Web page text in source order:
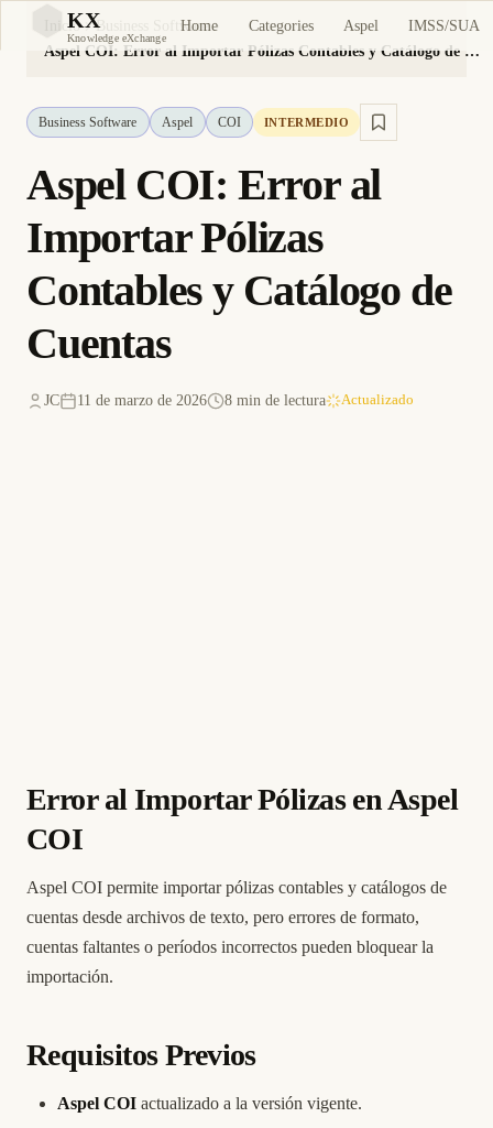
KX
Knowledge eXchange
Home Categories Aspel IMSS/SUA
Inicio
Business Software
Aspel COI: Error al Importar Pólizas Contables y Catálogo de Cuentas
Business Software Aspel COI INTERMEDIO
Aspel COI: Error al
Importar Pólizas
Contables y Catálogo de
Cuentas
JC 11 de marzo de 2026 8 min de lectura Actualizado
Error al Importar Pólizas en Aspel
COI
Aspel COI permite importar pólizas contables y catálogos de
cuentas desde archivos de texto, pero errores de formato,
cuentas faltantes o períodos incorrectos pueden bloquear la
importación.
Requisitos Previos
Aspel COI actualizado a la versión vigente.